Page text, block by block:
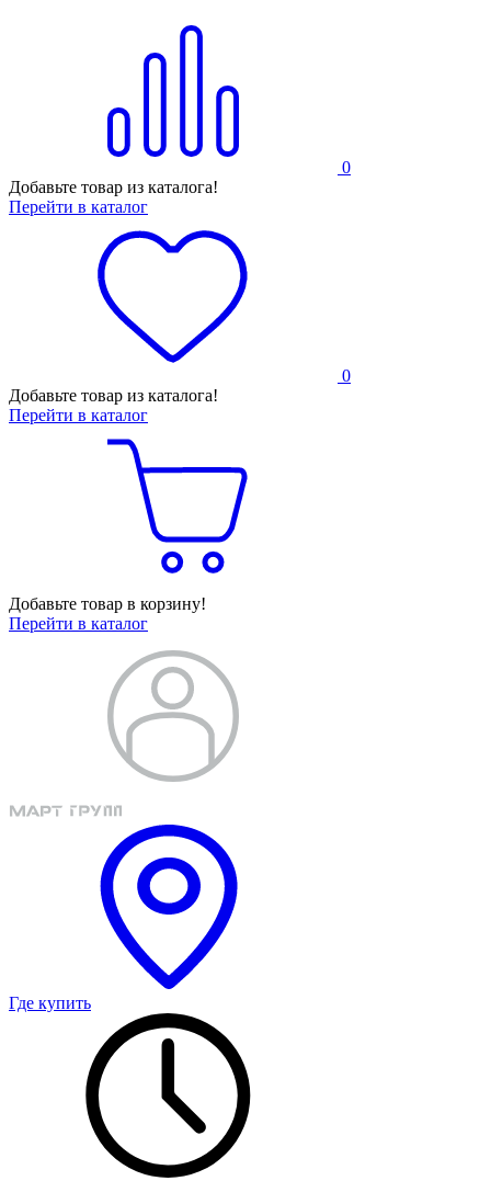
0
Добавьте товар из каталога!
Перейти в каталог
0
Добавьте товар из каталога!
Перейти в каталог
Добавьте товар в корзину!
Перейти в каталог
Где купить